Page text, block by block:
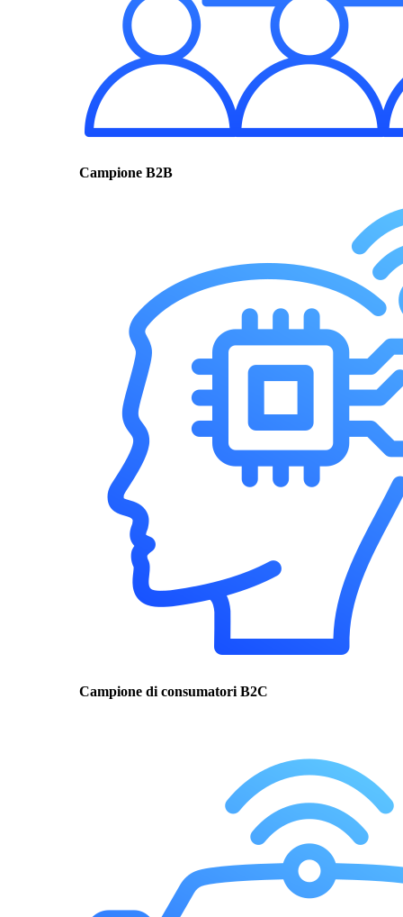
Campione B2B
Campione di consumatori B2C